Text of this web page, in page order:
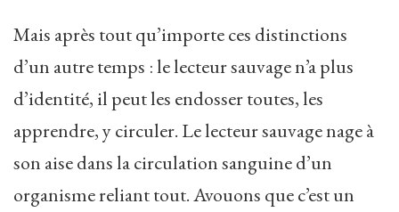
Mais après tout qu’importe ces distinctions
d’un autre temps : le lecteur sauvage n’a plus
d’identité, il peut les endosser toutes, les
apprendre, y circuler. Le lecteur sauvage nage à
son aise dans la circulation sanguine d’un
organisme reliant tout. Avouons que c’est un